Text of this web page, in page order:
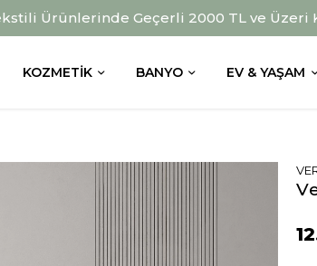
Ürünlerinde Geçerli 2000 TL ve Üzeri
KOZMETIK BANYO EV & YAŞAM